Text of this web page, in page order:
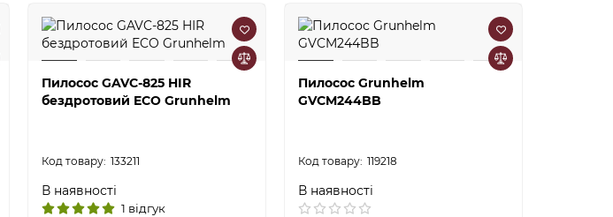
Пилосос GAVC-825 HIR
бездротовий ECO Grunhelm
133211
В наявності
1 відгук
Пилосос Grunhelm
GVCM244BB
119218
В наявності